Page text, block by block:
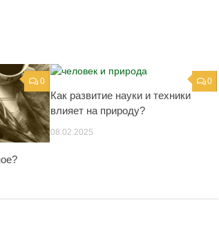
0 0
Как развитие науки и техники
влияет на природу?
08.02.2025